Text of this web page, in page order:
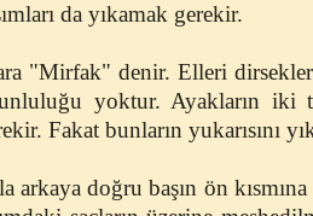
da yıkamak gerekir.
"Mirfak" denir. Elleri
yoktur. Ayakların
Fakat bunların yukarısını
arkaya doğru başın ön